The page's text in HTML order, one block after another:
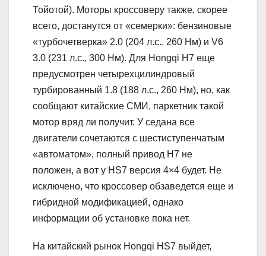
Тойотой). Моторы кроссоверу также, скорее
всего, достанутся от «семерки»: бензиновые
«турбочетверка» 2.0 (204 л.с., 260 Нм) и V6
3.0 (231 л.с., 300 Нм). Для Hongqi H7 еще
предусмотрен четырехцилиндровый
турбированный 1.8 (188 л.с., 260 Нм), но, как
сообщают китайские СМИ, паркетник такой
мотор вряд ли получит. У седана все
двигатели сочетаются с шестиступенчатым
«автоматом», полный привод H7 не
положен, а вот у HS7 версия 4×4 будет. Не
исключено, что кроссовер обзаведется еще и
гибридной модификацией, однако
информации об установке пока нет.
На китайский рынок Hongqi HS7 выйдет,